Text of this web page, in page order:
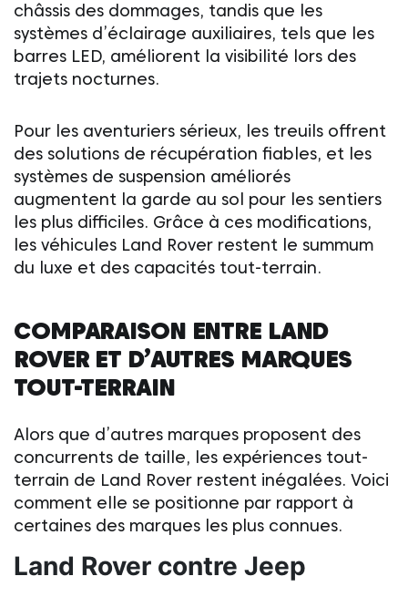
châssis des dommages, tandis que les
systèmes d’éclairage auxiliaires, tels que les
barres LED, améliorent la visibilité lors des
trajets nocturnes.
Pour les aventuriers sérieux, les treuils offrent
des solutions de récupération fiables, et les
systèmes de suspension améliorés
augmentent la garde au sol pour les sentiers
les plus difficiles. Grâce à ces modifications,
les véhicules Land Rover restent le summum
du luxe et des capacités tout-terrain.
COMPARAISON ENTRE LAND
ROVER ET D’AUTRES MARQUES
TOUT-TERRAIN
Alors que d’autres marques proposent des
concurrents de taille, les expériences tout-
terrain de Land Rover restent inégalées. Voici
comment elle se positionne par rapport à
certaines des marques les plus connues.
Land Rover contre Jeep